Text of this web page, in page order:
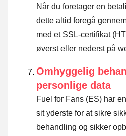
Når du foretager en
dette altid foregå
med et SSL-certifikat
øverst eller nederst på
Omhyggelig
personlige data
Fuel for Fans (ES) har
sit yderste for at sikre
behandling og sikker